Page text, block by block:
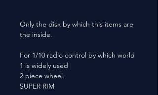
Only the disk by which this items are
the inside.
For 1/10 radio control by which world
1 is widely used
2 piece wheel.
SUPER RIM